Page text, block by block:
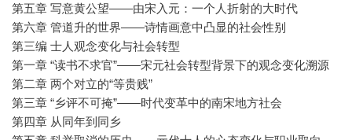
第五章 写意黄公望——由宋入元：一个人折射的大时代
第六章 管道升的世界——诗情画意中凸显的社会性别
第三编 士人观念变化与社会转型
第一章 “读书不求官”——宋元社会转型背景下的观念变化溯源
第二章 两个对立的“等贵贱”
第三章 “乡评不可掩”——时代变革中的南宋地方社会
第四章 从同年到同乡